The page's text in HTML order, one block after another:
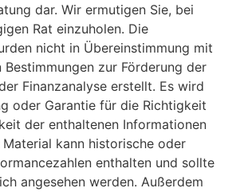
dar. Wir ermutigen Sie, bei
Rat einzuholen. Die
nicht in Übereinstimmung mit
zur Förderung der
Finanzanalyse erstellt. Es wird
oder Garantie für die Richtigkeit
der enthaltenen Informationen
kann historische oder
enthalten und sollte
angesehen werden. Außerdem